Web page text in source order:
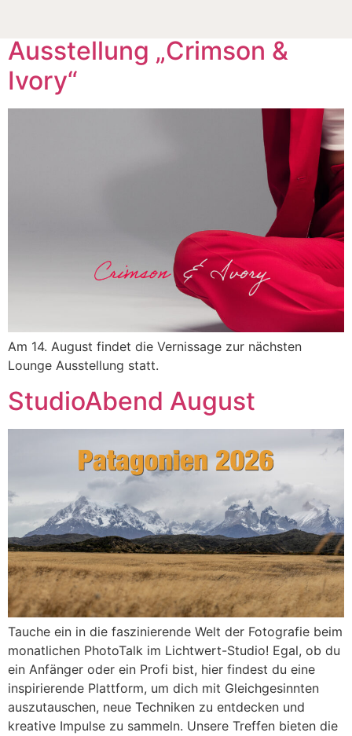
Ausstellung „Crimson &
Ivory“
Am 14. August findet die Vernissage zur nächsten
Lounge Ausstellung statt.
StudioAbend August
Tauche ein in die faszinierende Welt der Fotografie beim
monatlichen PhotoTalk im Lichtwert-Studio! Egal, ob du
ein Anfänger oder ein Profi bist, hier findest du eine
inspirierende Plattform, um dich mit Gleichgesinnten
auszutauschen, neue Techniken zu entdecken und
kreative Impulse zu sammeln. Unsere Treffen bieten die